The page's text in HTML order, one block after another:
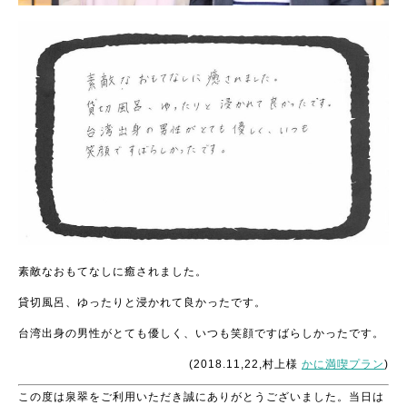
素敵なおもてなしに癒されました。
貸切風呂、ゆったりと浸かれて良かったです。
台湾出身の男性がとても優しく、いつも笑顔ですばらしかったです。
(2018.11,22,村上様 かに満喫プラン)
この度は泉翠をご利用いただき誠にありがとうございました。当日は